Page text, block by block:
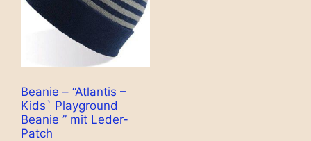
Beanie – “Atlantis –
Kids` Playground
Beanie ” mit Leder-
Patch